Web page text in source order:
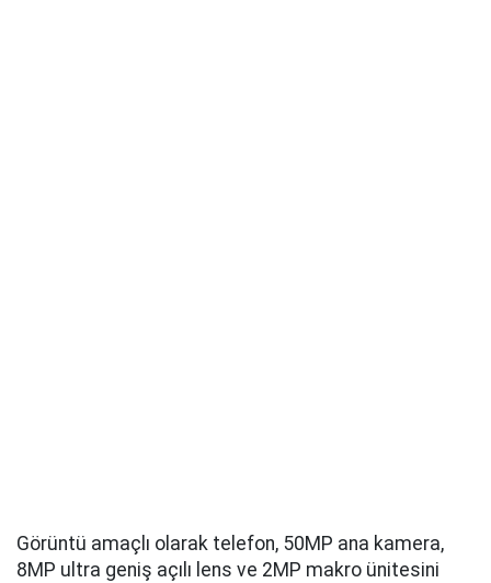
Görüntü amaçlı olarak telefon, 50MP ana kamera,
8MP ultra geniş açılı lens ve 2MP makro ünitesini